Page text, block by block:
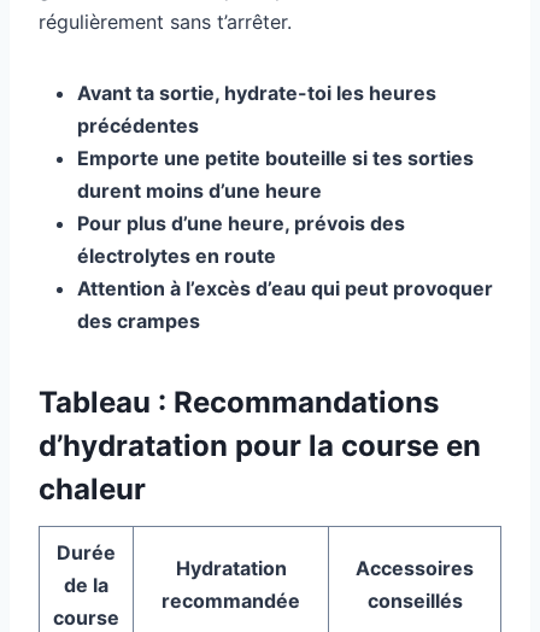
régulièrement sans t’arrêter.
Avant ta sortie, hydrate-toi les heures
précédentes
Emporte une petite bouteille si tes sorties
durent moins d’une heure
Pour plus d’une heure, prévois des
électrolytes en route
Attention à l’excès d’eau qui peut provoquer
des crampes
Tableau : Recommandations
d’hydratation pour la course en
chaleur
Durée
de la
course
Hydratation
recommandée
Accessoires
conseillés